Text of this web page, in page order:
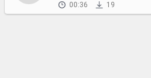
00:36 19